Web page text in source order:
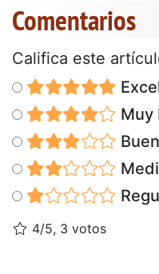
Comentarios
Califica este
Muy
4/5, 3 votos